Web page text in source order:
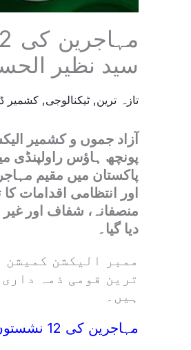
سید نظیر
تازہ ترین,ٹیکنالوجی, کشمیر
آزاد جموں و کشمیر
پونچھ ہاؤس راولپنڈی
اور انتظامی اقدامات
منصفانہ، شفاف اور
دیا گیا۔
ممبر الیکشن
ترین قومی ذمہ
ہیں۔
مہاجرین کی 12 نشستوں پر انتخابی شفافیت اور اہم فیصلے: